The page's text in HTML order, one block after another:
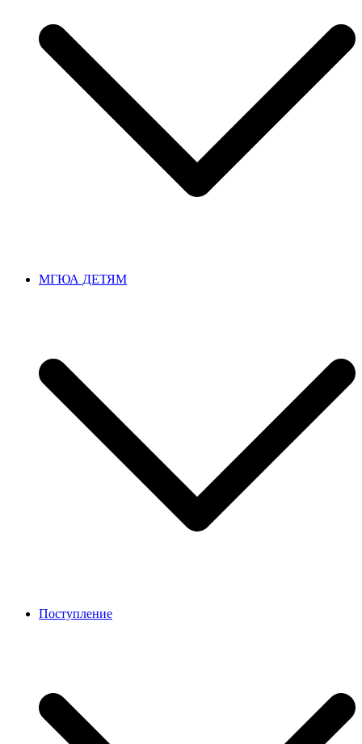
МГЮА ДЕТЯМ
Поступление